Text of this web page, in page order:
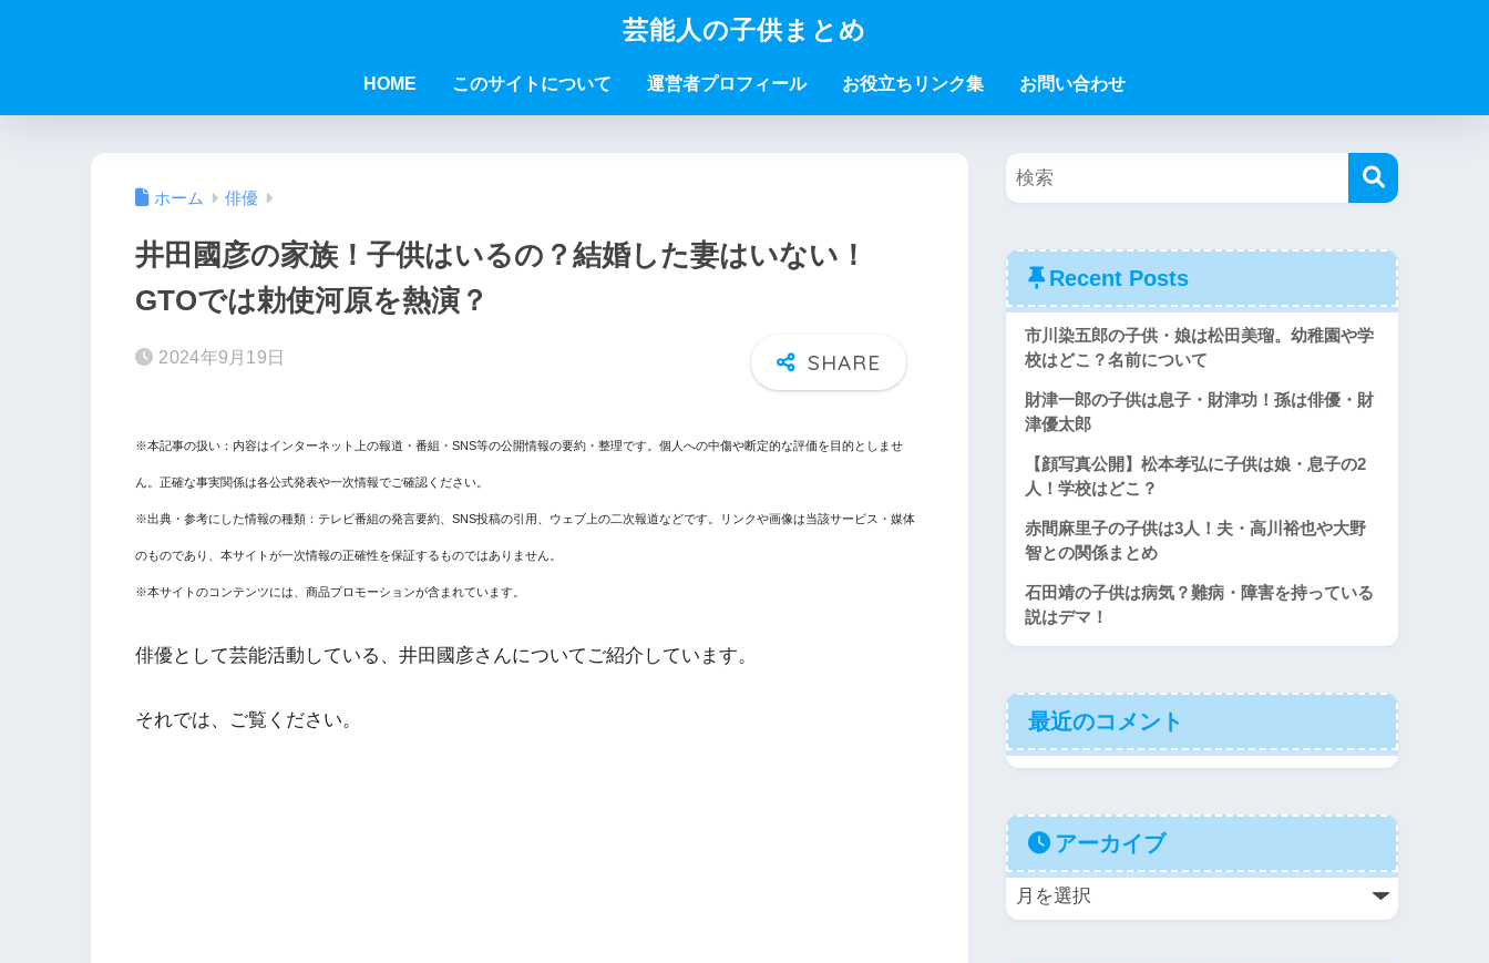
芸能人の子供まとめ
HOME このサイトについて 運営者プロフィール お役立ちリンク集 お問い合わせ
ホーム 俳優
井田國彦の家族！子供はいるの？結婚した妻はいない！
GTOでは勅使河原を熱演？
2024年9月19日
※本記事の扱い：内容はインターネット上の報道・番組・SNS等の公開情報の要約・整理です。個人への中傷や断定的な評価を目的としませ
ん。正確な事実関係は各公式発表や一次情報でご確認ください。
※出典・参考にした情報の種類：テレビ番組の発言要約、SNS投稿の引用、ウェブ上の二次報道などです。リンクや画像は当該サービス・媒体
のものであり、本サイトが一次情報の正確性を保証するものではありません。
※本サイトのコンテンツには、商品プロモーションが含まれています。
俳優として芸能活動している、井田國彦さんについてご紹介しています。
それでは、ご覧ください。
Recent Posts
市川染五郎の子供・娘は松田美瑠。幼稚園や学
校はどこ？名前について
財津一郎の子供は息子・財津功！孫は俳優・財
津優太郎
【顔写真公開】松本孝弘に子供は娘・息子の2
人！学校はどこ？
赤間麻里子の子供は3人！夫・高川裕也や大野
智との関係まとめ
石田靖の子供は病気？難病・障害を持っている
説はデマ！
最近のコメント
アーカイブ